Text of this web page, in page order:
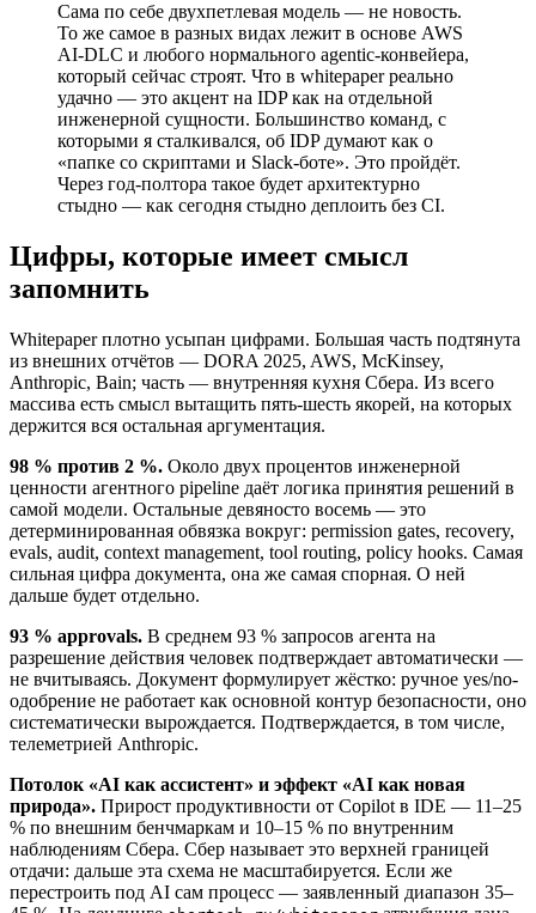
Сама по себе двухпетлевая модель — не новость.
То же самое в разных видах лежит в основе AWS
AI-DLC и любого нормального agentic-конвейера,
который сейчас строят. Что в whitepaper реально
удачно — это акцент на IDP как на отдельной
инженерной сущности. Большинство команд, с
которыми я сталкивался, об IDP думают как о
«папке со скриптами и Slack-боте». Это пройдёт.
Через год-полтора такое будет архитектурно
стыдно — как сегодня стыдно деплоить без CI.
Цифры, которые имеет смысл
запомнить
Whitepaper плотно усыпан цифрами. Большая часть подтянута
из внешних отчётов — DORA 2025, AWS, McKinsey,
Anthropic, Bain; часть — внутренняя кухня Сбера. Из всего
массива есть смысл вытащить пять-шесть якорей, на которых
держится вся остальная аргументация.
98 % против 2 %. Около двух процентов инженерной
ценности агентного pipeline даёт логика принятия решений в
самой модели. Остальные девяносто восемь — это
детерминированная обвязка вокруг: permission gates, recovery,
evals, audit, context management, tool routing, policy hooks. Самая
сильная цифра документа, она же самая спорная. О ней
дальше будет отдельно.
93 % approvals. В среднем 93 % запросов агента на
разрешение действия человек подтверждает автоматически —
не вчитываясь. Документ формулирует жёстко: ручное yes/no-
одобрение не работает как основной контур безопасности, оно
систематически вырождается. Подтверждается, в том числе,
телеметрией Anthropic.
Потолок «AI как ассистент» и эффект «AI как новая
природа». Прирост продуктивности от Copilot в IDE — 11–25
% по внешним бенчмаркам и 10–15 % по внутренним
наблюдениям Сбера. Сбер называет это верхней границей
отдачи: дальше эта схема не масштабируется. Если же
перестроить под AI сам процесс — заявленный диапазон 35–